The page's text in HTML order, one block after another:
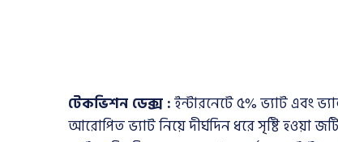
টেকভিশন ডেক্স :ইন্টারনেটে ৫% ভ্যাট এবং
আরোপিত ভ্যাট নিয়ে দীর্ঘদিন ধরে সৃষ্টি হওয়া